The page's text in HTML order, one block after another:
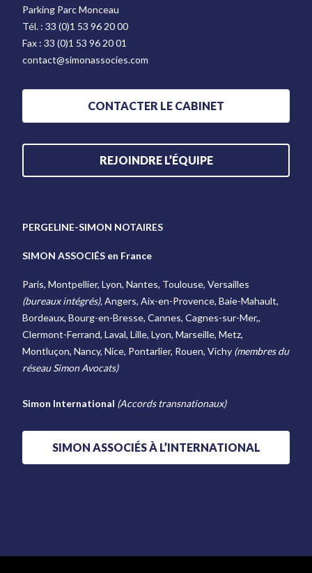
Parking Parc Monceau
Tél. :33 (0)1 53 96 20 00
Fax :33 (0)1 53 96 20 01
contact@simonassocies.com
CONTACTER LE CABINET
REJOINDRE L’ÉQUIPE
PERGELINE-SIMON NOTAIRES
SIMON ASSOCIÉS en France
Paris, Montpellier, Lyon, Nantes, Toulouse, Versailles
(bureaux intégrés),Angers, Aix-en-Provence, Baie-Mahault,
Bordeaux, Bourg-en-Bresse, Cannes, Cagnes-sur-Mer,,
Clermont-Ferrand, Laval, Lille, Lyon, Marseille, Metz,
Montluçon, Nancy, Nice, Pontarlier, Rouen, Vichy (membres du
réseau Simon Avocats)
Simon International (Accords transnationaux)
SIMON ASSOCIÉS À L’INTERNATIONAL